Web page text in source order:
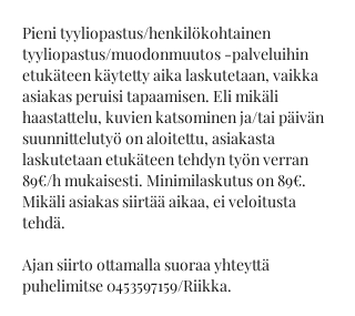
Pieni tyyliopastus/henkilökohtainen
tyyliopastus/muodonmuutos -palveluihin
etukäteen käytetty aika laskutetaan, vaikka
asiakas peruisi tapaamisen. Eli mikäli
haastattelu, kuvien katsominen ja/tai päivän
suunnittelutyö on aloitettu, asiakasta
laskutetaan etukäteen tehdyn työn verran
89€/h mukaisesti. Minimilaskutus on 89€.
Mikäli asiakas siirtää aikaa, ei veloitusta
tehdä.
Ajan siirto ottamalla suoraa yhteyttä
puhelimitse 0453597159/Riikka.